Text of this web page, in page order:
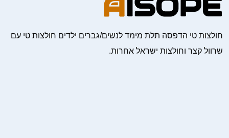
חולצות טי הדפסה תלת מימד לנשים/גברים ילדים חולצות טי עם
שרוול קצר וחולצות ישראל אחרות.